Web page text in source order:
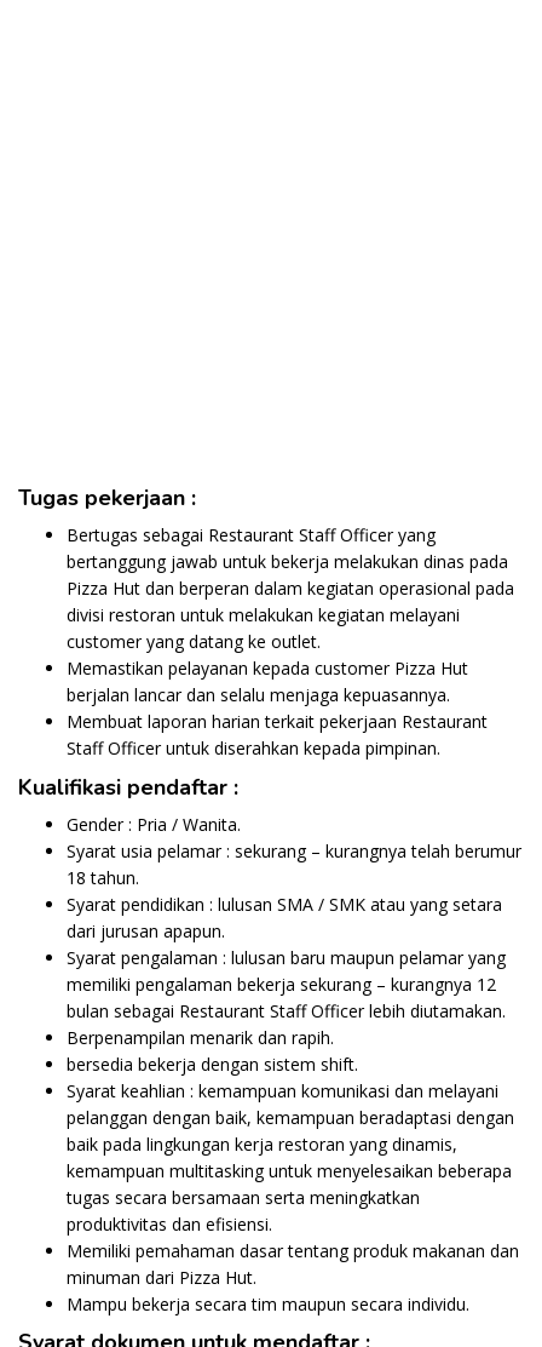
Tugas pekerjaan :
Bertugas sebagai Restaurant Staff Officer yang
bertanggung jawab untuk bekerja melakukan dinas pada
Pizza Hut dan berperan dalam kegiatan operasional pada
divisi restoran untuk melakukan kegiatan melayani
customer yang datang ke outlet.
Memastikan pelayanan kepada customer Pizza Hut
berjalan lancar dan selalu menjaga kepuasannya.
Membuat laporan harian terkait pekerjaan Restaurant
Staff Officer untuk diserahkan kepada pimpinan.
Kualifikasi pendaftar :
Gender : Pria / Wanita.
Syarat usia pelamar : sekurang – kurangnya telah berumur
18 tahun.
Syarat pendidikan : lulusan SMA / SMK atau yang setara
dari jurusan apapun.
Syarat pengalaman : lulusan baru maupun pelamar yang
memiliki pengalaman bekerja sekurang – kurangnya 12
bulan sebagai Restaurant Staff Officer lebih diutamakan.
Berpenampilan menarik dan rapih.
bersedia bekerja dengan sistem shift.
Syarat keahlian : kemampuan komunikasi dan melayani
pelanggan dengan baik, kemampuan beradaptasi dengan
baik pada lingkungan kerja restoran yang dinamis,
kemampuan multitasking untuk menyelesaikan beberapa
tugas secara bersamaan serta meningkatkan
produktivitas dan efisiensi.
Memiliki pemahaman dasar tentang produk makanan dan
minuman dari Pizza Hut.
Mampu bekerja secara tim maupun secara individu.